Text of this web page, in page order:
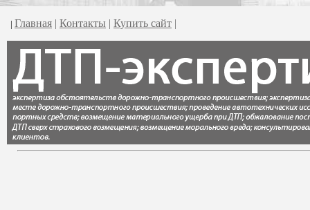
| Главная | Контакты | Купить сайт |